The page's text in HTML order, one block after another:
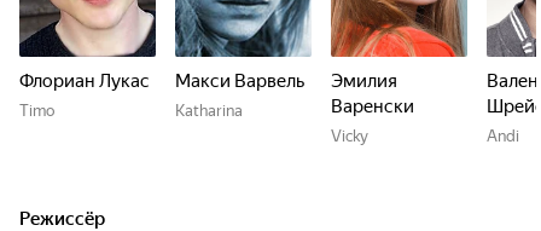
Флориан Лукас
Timo
Макси Варвель
Katharina
Эмилия
Варенски
Vicky Andi
Режиссёр